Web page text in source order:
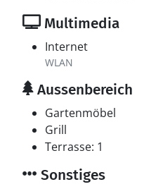
Multimedia
Internet
WLAN
Aussenbereich
Gartenmöbel
Grill
Terrasse: 1
Sonstiges